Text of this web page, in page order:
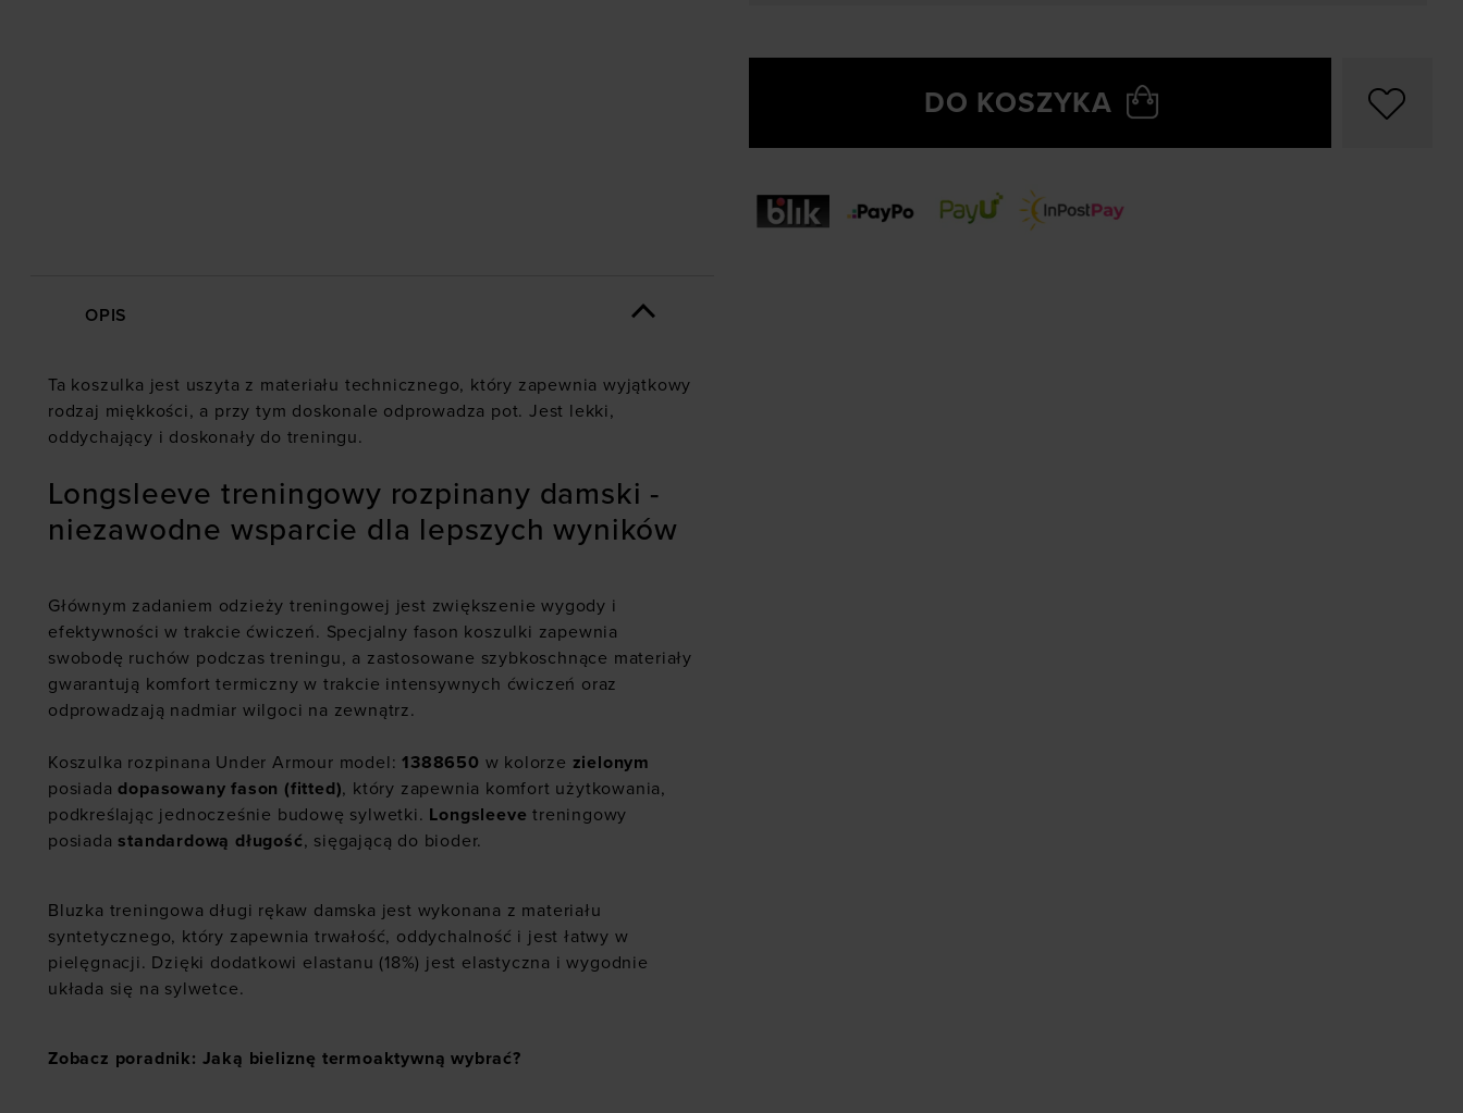
DO KOSZYKA
OPIS
Ta koszulka jest uszyta z materiału technicznego, który zapewnia wyjątkowy
rodzaj miękkości, a przy tym doskonale odprowadza pot. Jest lekki,
oddychający i doskonały do treningu.
Longsleeve treningowy rozpinany damski -
niezawodne wsparcie dla lepszych wyników
Głównym zadaniem odzieży treningowej jest zwiększenie wygody i
efektywności w trakcie ćwiczeń. Specjalny fason koszulki zapewnia
swobodę ruchów podczas treningu, a zastosowane szybkoschnące materiały
gwarantują komfort termiczny w trakcie intensywnych ćwiczeń oraz
odprowadzają nadmiar wilgoci na zewnątrz.
Koszulka rozpinana Under Armour model:1388650 w kolorze zielonym
posiadadopasowany fason (fitted), który zapewnia komfort użytkowania,
podkreślając jednocześnie budowę sylwetki. Longsleeve treningowy
posiadastandardową długość, sięgającą do bioder.
Bluzka treningowa długi rękaw damska jest wykonana z materiału
syntetycznego, który zapewnia trwałość, oddychalność i jest łatwy w
pielęgnacji. Dzięki dodatkowi elastanu (18%) jest elastyczna i wygodnie
układa się na sylwetce.
Zobacz poradnik: Jaką bieliznę termoaktywną wybrać?